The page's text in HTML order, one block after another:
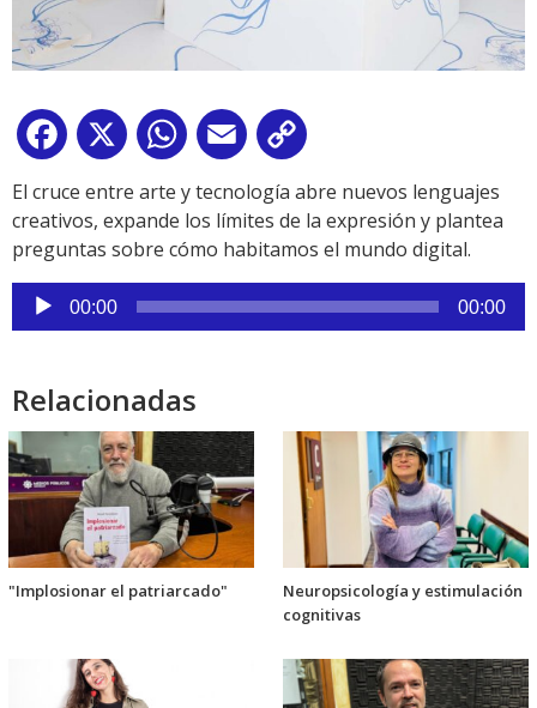
Facebook
X WhatsApp
Email
Link
El cruce entre arte y tecnología abre nuevos lenguajes
creativos, expande los límites de la expresión y plantea
preguntas sobre cómo habitamos el mundo digital.
Reproductor
de
00:00 00:00
Relacionadas
"Implosionar el patriarcado"
Neuropsicología y estimulación
cognitivas